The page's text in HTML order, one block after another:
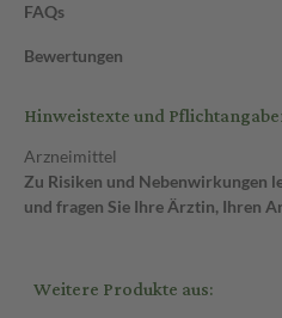
FAQs
Bewertungen
Hinweistexte und
Arzneimittel
Zu Risiken und Nebenwirkungen
und fragen Sie Ihre Ärztin, Ihren
Weitere Produkte aus: